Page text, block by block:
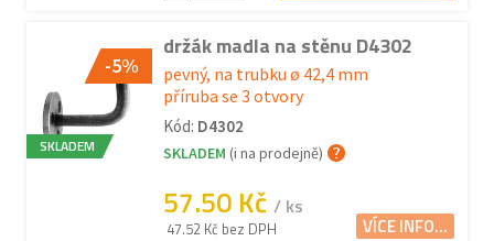
-5%
SKLADEM
držák madla na stěnu D4302
pevný, na trubku ø 42,4 mm
příruba se 3 otvory
Kód: D4302
SKLADEM (i na prodejně)
57.50 Kč / ks
47.52 Kč bez DPH VÍCE INFO...